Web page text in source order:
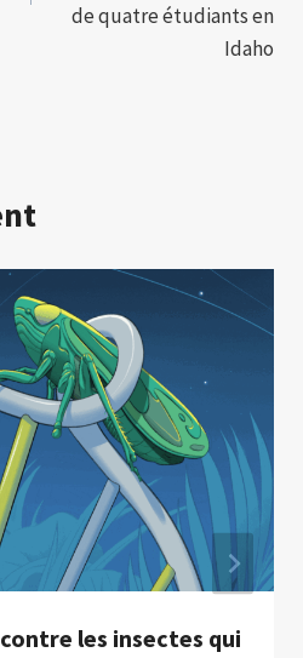
de quatre étudiants en
Idaho
les insectes qui